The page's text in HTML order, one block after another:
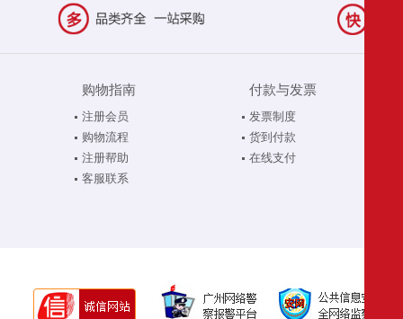
购物指南
注册会员
购物流程
注册帮助
客服联系
付款与发票
发票制度
货到付款
在线支付